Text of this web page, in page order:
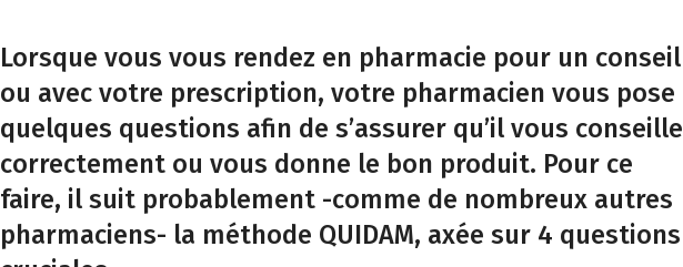
Lorsque vous vous rendez en pharmacie pour un conseil
ou avec votre prescription, votre pharmacien vous pose
quelques questions afin de s’assurer qu’il vous conseille
correctement ou vous donne le bon produit. Pour ce
faire, il suit probablement -comme de nombreux autres
pharmaciens- la méthode QUIDAM, axée sur 4 questions